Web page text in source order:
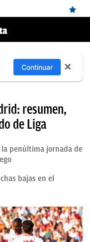
resumen,
de Liga
la penúltima jornada de
bajas en el
Continuar ✕